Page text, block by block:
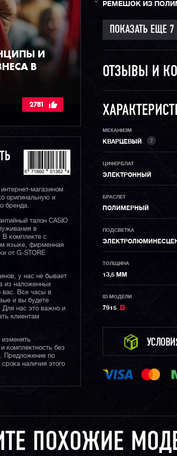
И
В
2781
магазином
оригинальную и
бренда.
талон CASIO
в
В комплекте с
языке, фирменная
от G-STORE
у нас не бывает
из наложенных
вас. Все часы в
и вы будете
Для нас это важно и
клиентам
изменять
комплектность без
Предложение по
наличия этого
РЕМЕШОК ИЗ
ОТЗЫВЫ И
МЕХАНИЗМ
КВАРЦЕВЫЙ ?
ЦИФЕРБЛАТ
ЭЛЕКТРОННЫЙ
БРАСЛЕТ
ПОЛИМЕРНЫЙ
ПОДСВЕТКА
ТОЛЩИНА
13,5 ММ
ID МОДЕЛИ
7915
ПОХОЖИЕ